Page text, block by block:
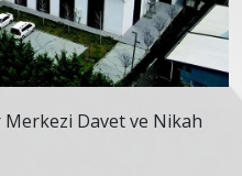
Merkezi Davet ve Nikah